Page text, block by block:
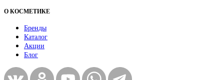
О КОСМЕТИКЕ
Бренды
Каталог
Акции
Блог